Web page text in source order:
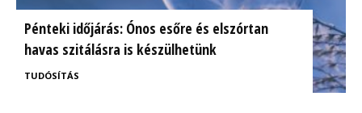
Pénteki időjárás: Ónos esőre és elszórtan
havas szitálásra is készülhetünk
TUDÓSÍTÁS